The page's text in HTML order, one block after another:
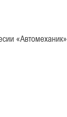
«Автомеханик».